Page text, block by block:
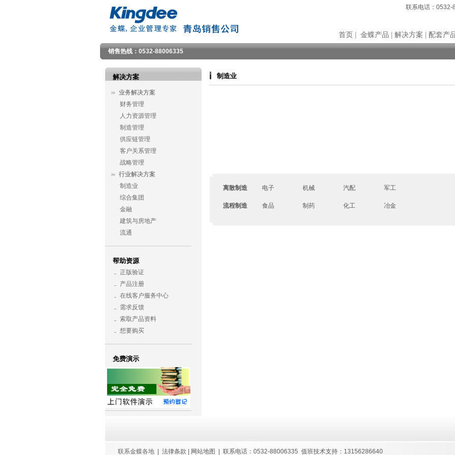
联系电话：0532-
首页 金蝶产品 解决方案 配套产
销售热线：0532-88006335
解决方案
业务解决方案
财务管理
人力资源管理
制造管理
供应链管理
客户关系管理
战略管理
行业解决方案
制造业
综合集团
金融
建筑与房地产
流通
帮助资源
正版验证
产品注册
在线客户服务中心
需求反馈
索取产品资料
想要购买
免费演示
制造业
离散制造 电子 机械 汽配 军工
流程制造 食品 制药 化工 冶金
联系金蝶各地 | 法律条款 | 网站地图 | 联系电话：0532-88006335 值班技术支持：13156286640